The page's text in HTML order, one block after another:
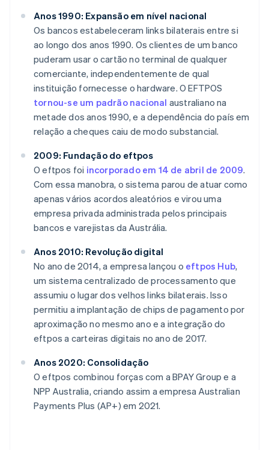
Anos 1990: Expansão em nível nacional
Os bancos estabeleceram links bilaterais entre si
ao longo dos anos 1990. Os clientes de um banco
puderam usar o cartão no terminal de qualquer
comerciante, independentemente de qual
instituição fornecesse o hardware. O EFTPOS
tornou-se um padrão nacional australiano na
metade dos anos 1990, e a dependência do país em
relação a cheques caiu de modo substancial.
2009: Fundação do eftpos
O eftpos foi incorporado em 14 de abril de 2009.
Com essa manobra, o sistema parou de atuar como
apenas vários acordos aleatórios e virou uma
empresa privada administrada pelos principais
bancos e varejistas da Austrália.
Anos 2010: Revolução digital
No ano de 2014, a empresa lançou o eftpos Hub,
um sistema centralizado de processamento que
assumiu o lugar dos velhos links bilaterais. Isso
permitiu a implantação de chips de pagamento por
aproximação no mesmo ano e a integração do
eftpos a carteiras digitais no ano de 2017.
Anos 2020: Consolidação
O eftpos combinou forças com a BPAY Group e a
NPP Australia, criando assim a empresa Australian
Payments Plus (AP+) em 2021.